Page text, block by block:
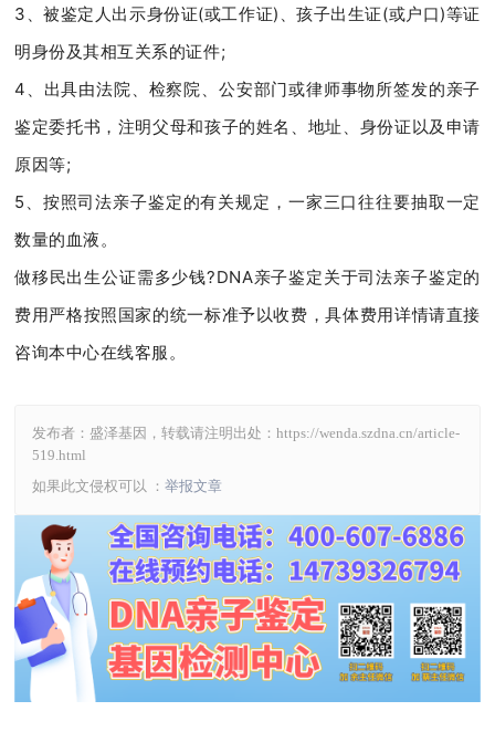
3、被鉴定人出示身份证(或工作证)、孩子出生证(或户口)等证
明身份及其相互关系的证件;
4、出具由法院、检察院、公安部门或律师事物所签发的亲子
鉴定委托书，注明父母和孩子的姓名、地址、身份证以及申请
原因等;
5、按照司法亲子鉴定的有关规定，一家三口往往要抽取一定
数量的血液。
做移民出生公证需多少钱?DNA亲子鉴定关于司法亲子鉴定的
费用严格按照国家的统一标准予以收费，具体费用详情请直接
咨询本中心在线客服。
发布者：盛泽基因，转载请注明出处： https://wenda.szdna.cn/article-
519.html
如果此文侵权可以 ： 举报文章